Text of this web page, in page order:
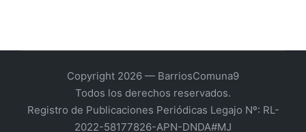
Copyright 2026 — BarriosComuna9
Todos los derechos reservados.
Registro de Publicaciones Periódicas Legajo Nº: RL-
2022-58177826-APN-DNDA#MJ